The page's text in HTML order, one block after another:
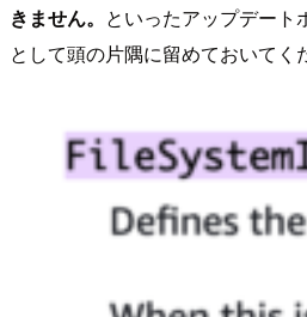
きません。 といったアップデート
として頭の片隅に留めておいてく